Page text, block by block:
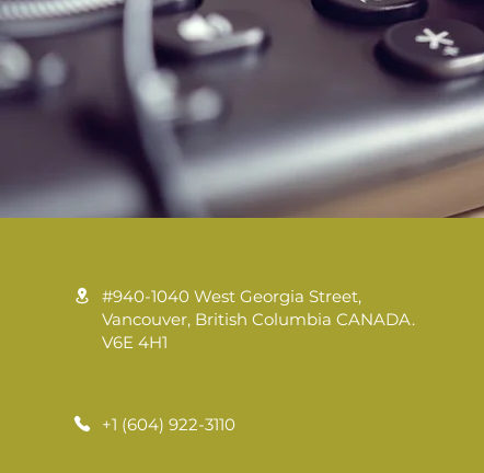
#940-1040 West Georgia Street,
Vancouver, British Columbia CANADA.
V6E 4H1
+1 (604) 922-3110